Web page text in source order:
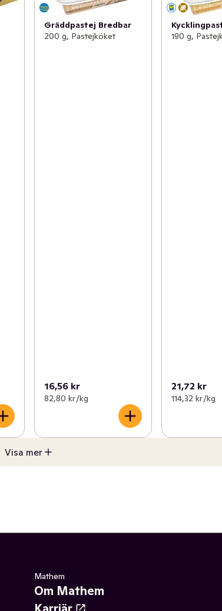
Gräddpastej Bredbar
200 g, Pastejköket
16,56 kr
82,80 kr /kg
190 g,
21,72 kr
114,32 kr /kg
Visa mer
Mathem
Om Mathem